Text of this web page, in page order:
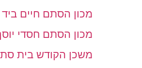
מכון הסתם חיים ביד
מכון הסתם חסדי
משכן הקודש בית